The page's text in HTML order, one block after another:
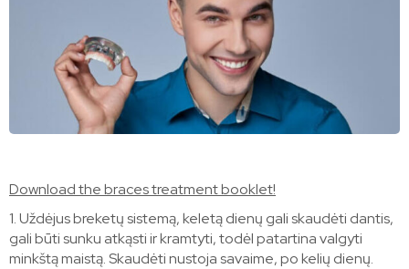
Download the braces treatment booklet!
1. Uždėjus breketų sistemą, keletą dienų gali skaudėti dantis,
gali būti sunku atkąsti ir kramtyti, todėl patartina valgyti
minkštą maistą. Skaudėti nustoja savaime, po kelių dienų.